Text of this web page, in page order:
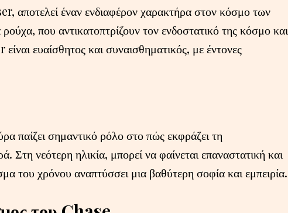
αποτελεί έναν ενδιαφέρον χαρακτήρα στον κόσμο των
που αντικατοπτρίζουν τον ενδοστατικό της κόσμο και
ευαίσθητος και συναισθηματικός, με έντονες
παίζει σημαντικό ρόλο στο πώς εκφράζει τη
Στη νεότερη ηλικία, μπορεί να φαίνεται επαναστατική και
του χρόνου αναπτύσσει μια βαθύτερη σοφία και εμπειρία.